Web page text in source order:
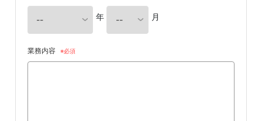
年 月
業務内容